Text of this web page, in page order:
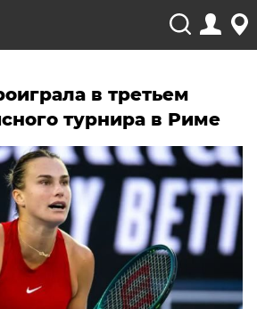
в третьем
турнира в Риме